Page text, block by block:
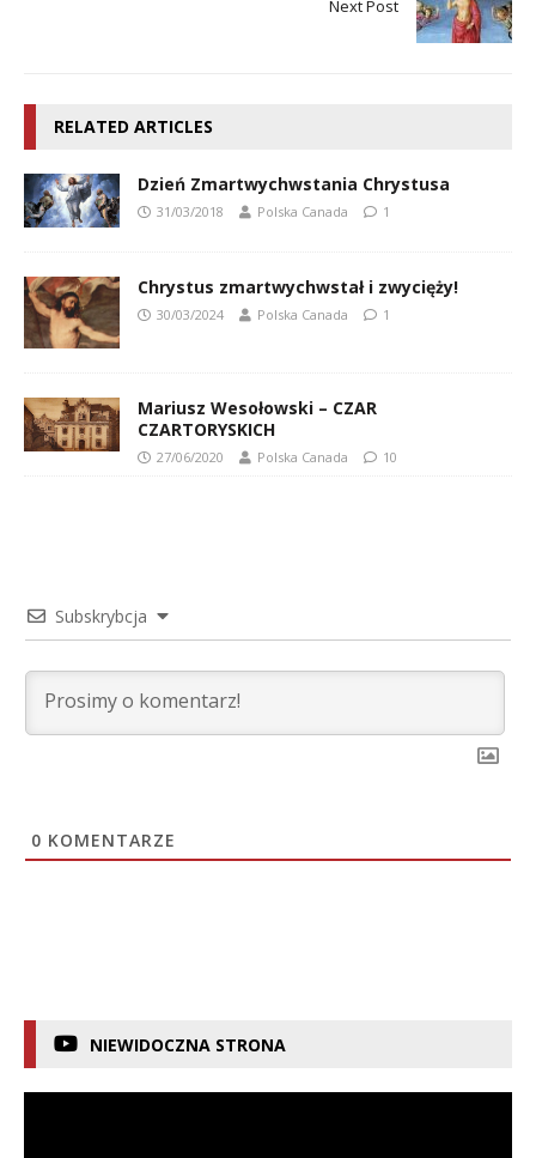
Next Post
RELATED ARTICLES
Dzień Zmartwychwstania Chrystusa
31/03/2018 Polska Canada 1
Chrystus zmartwychwstał i zwycięży!
30/03/2024 Polska Canada 1
Mariusz Wesołowski – CZAR
CZARTORYSKICH
27/06/2020 Polska Canada 10
Subskrybcja
0 KOMENTARZE
NIEWIDOCZNA STRONA